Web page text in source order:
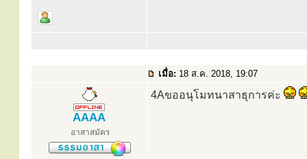
เมื่อ: 18 ส.ค. 2018, 19:07
AAAA
อาสาสมัคร
4Aขออนุโมทนาสาธุการค่ะ